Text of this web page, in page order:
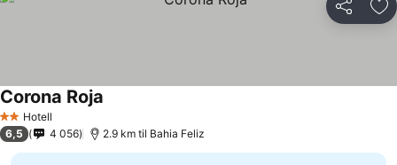
Del
2 Stjerner
Hotell
Corona Roja
6,5 4 056 2.9 km til Bahia Feliz